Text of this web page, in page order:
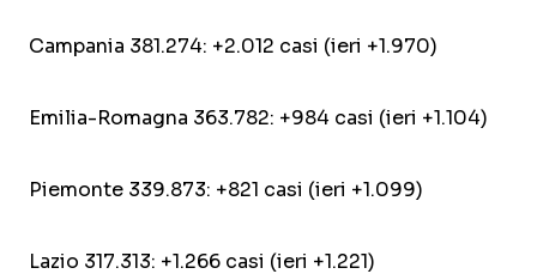
Campania 381.274: +2.012 casi (ieri +1.970)
Emilia-Romagna 363.782: +984 casi (ieri +1.104)
Piemonte 339.873: +821 casi (ieri +1.099)
Lazio 317.313: +1.266 casi (ieri +1.221)